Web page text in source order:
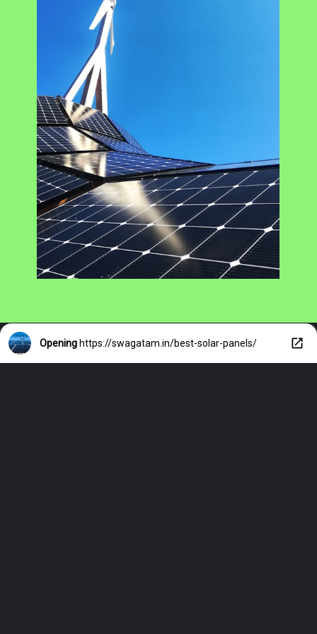
Opening https://swagatam.in/best-solar-panels/